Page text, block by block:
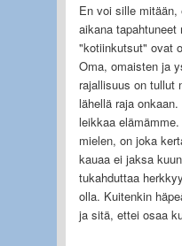
En voi sille
aikana
"kotiinkutsut" ovat
Oma, omaisten ja
rajallisuus on tullut
lähellä raja
leikkaa
mielen, on joka
kauaa ei jaksa
tukahduttaa
olla. Kuitenkin
ja sitä, ettei osaa